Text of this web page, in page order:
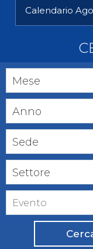
Calendario
Mese
Anno
Sede
Settore